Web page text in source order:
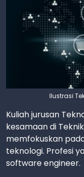
Ilustrasi
Kuliah jurusan
kesamaan di
memfokuskan
teknologi. Profesi
software engineer.